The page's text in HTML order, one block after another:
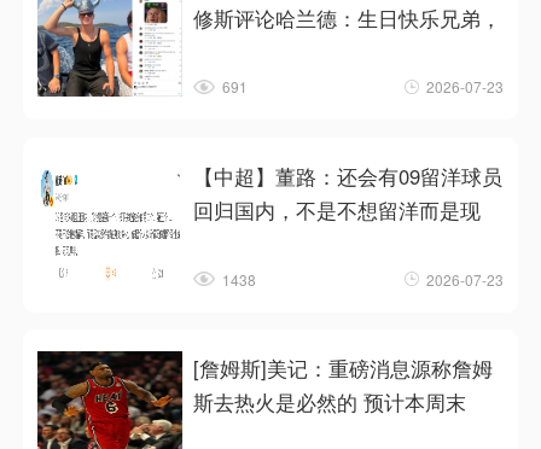
修斯评论哈兰德：生日快乐兄弟，
691 2026-07-23
【中超】董路：还会有09留洋球员
回归国内，不是不想留洋而是现
1438 2026-07-23
[詹姆斯]美记：重磅消息源称詹姆
斯去热火是必然的 预计本周末